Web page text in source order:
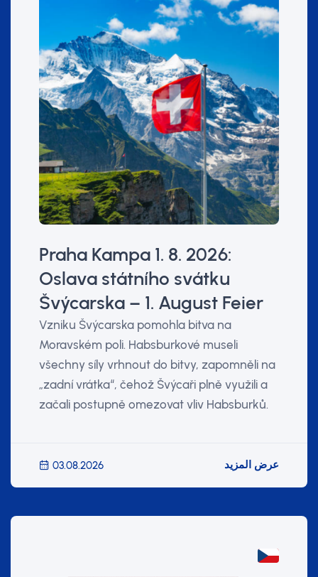
Praha Kampa 1. 8. 2026:
Oslava státního svátku
Švýcarska – 1. August Feier
Vzniku Švýcarska pomohla bitva na
Moravském poli. Habsburkové museli
všechny síly vrhnout do bitvy, zapomněli na
„zadní vrátka“, čehož Švýcaři plně využili a
začali postupně omezovat vliv Habsburků.
03.08.2026 عرض المزيد